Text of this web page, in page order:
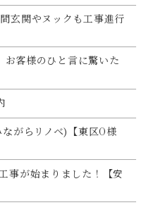
玄関やヌックも工事進行
お客様のひと言に驚いた
がらリノベ)【東区O様
事が始まりました！【安